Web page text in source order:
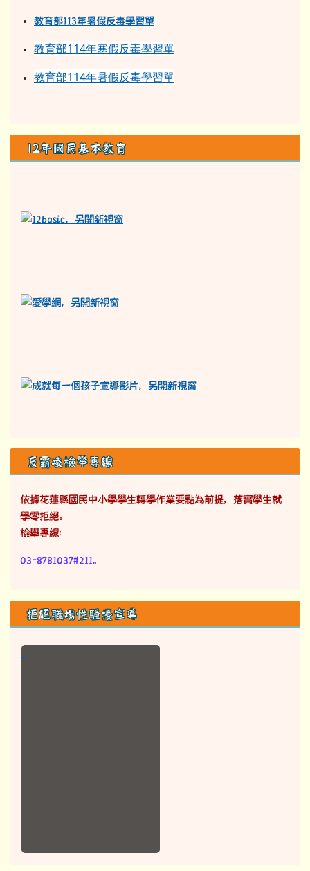
教育部113年暑假反毒學習單
教育部114年寒假反毒學習單
教育部114年暑假反毒學習單
12年國民基本教育
反霸凌檢舉專線
依據花蓮縣國民中小學學生轉學作業要點為前提，落實學生就
學零拒絕。
檢舉專線：
03-8781037#211。
拒絕職場性騷擾宣導